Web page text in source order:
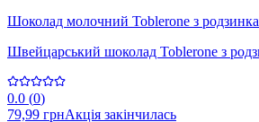
Шоколад молочний Toblerone з
Швейцарський шоколад Toblerone з
0.0 (0)
79,99 грнАкція закінчилась